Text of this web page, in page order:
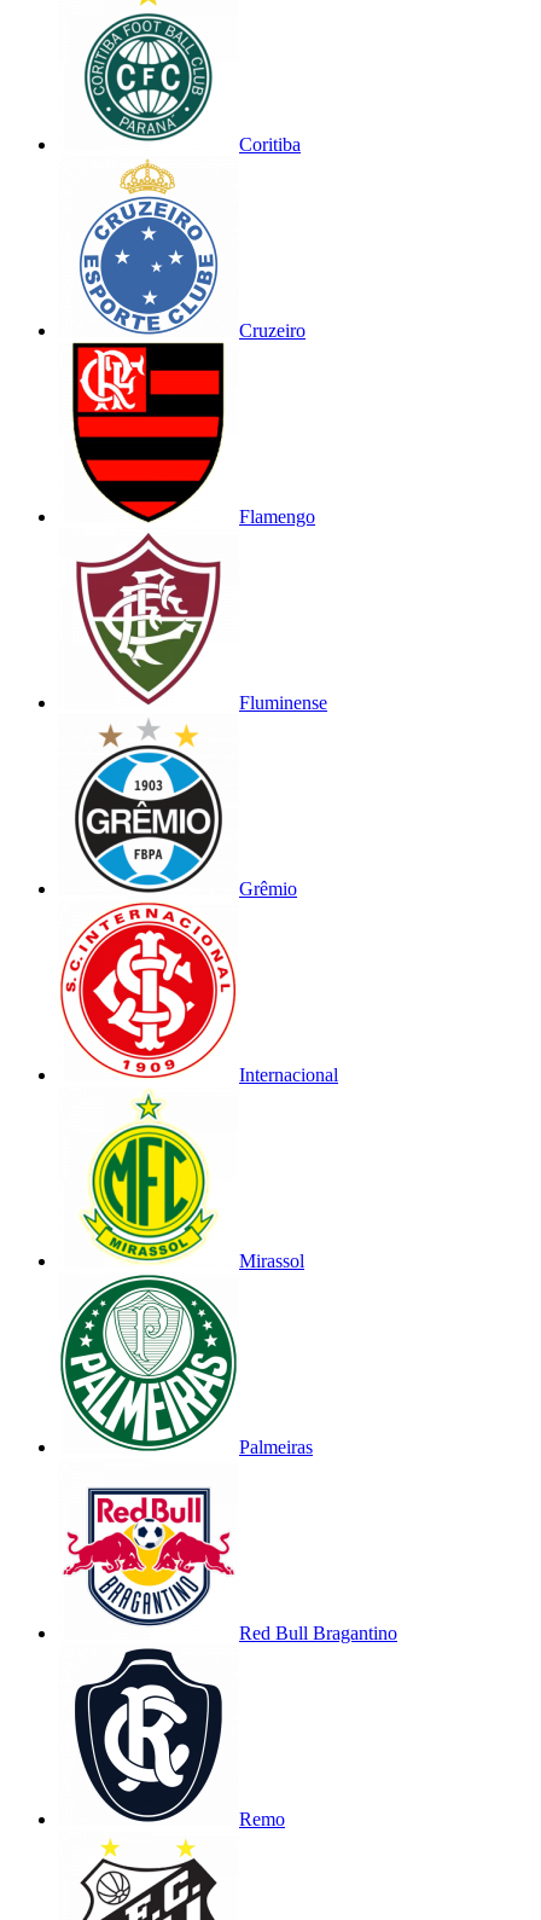
Coritiba
Cruzeiro
Flamengo
Fluminense
Grêmio
Internacional
Mirassol
Palmeiras
Red Bull Bragantino
Remo